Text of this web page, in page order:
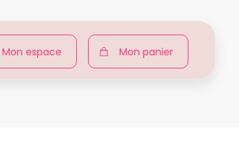
Mon espace Mon panier
Produits Ninon MARTINEZ